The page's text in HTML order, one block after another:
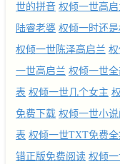
世的拼音 权倾一世高
陆睿老婆 权倾一时还
权倾一世陈泽高启兰
一世高启兰 权倾一世
表 权倾一世几个女主
免费下载 权倾一世小
表 权倾一世TXT免费
错正版免费阅读 权倾